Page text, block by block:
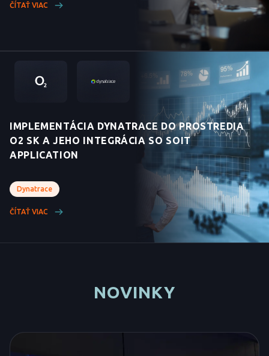
ČÍTAŤ VIAC
IMPLEMENTÁCIA DYNATRACE DO PROSTREDIA
O2 SK A JEHO INTEGRÁCIA SO SOIT
APPLICATION
Dynatrace
ČÍTAŤ VIAC
NOVINKY